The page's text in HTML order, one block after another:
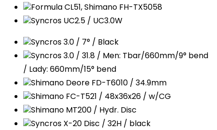
Formula CL51, Shimano FH-TX5058
Syncros UC2.5 / UC3.0W
Syncros 3.0 / 7° / Black
Syncros 3.0 / 31.8 / Men: Tbar/660mm/9° bend
/ Lady: 660mm/15° bend
Shimano Deore FD-T6010 / 34.9mm
Shimano FC-T521 / 48x36x26 / w/CG
Shimano MT200 / Hydr. Disc
Syncros X-20 Disc / 32H / black